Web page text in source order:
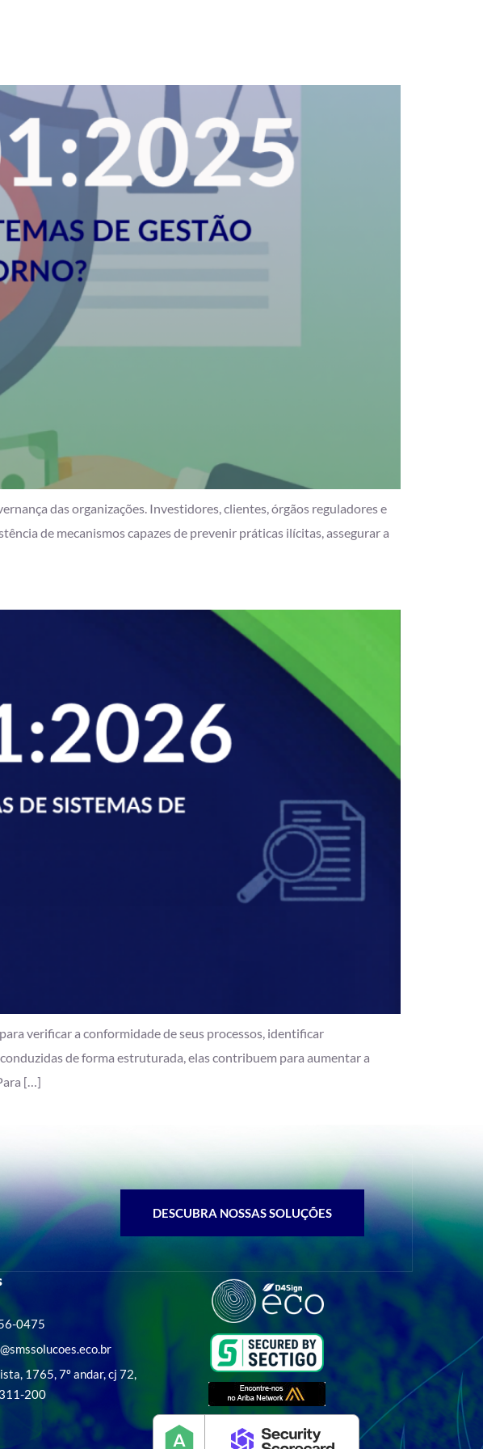
das organizações. Investidores, clientes, órgãos reguladores e
de mecanismos capazes de prevenir práticas ilícitas, assegurar a
verificar a conformidade de seus processos, identificar
de forma estruturada, elas contribuem para aumentar a
[…]
DESCUBRA NOSSAS SOLUÇÕES
0475
1765, 7º andar, cj 72,
200